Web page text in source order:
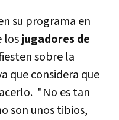
su programa en
losjugadores de
sobre la
que considera que
"No es tan
son unos tibios,